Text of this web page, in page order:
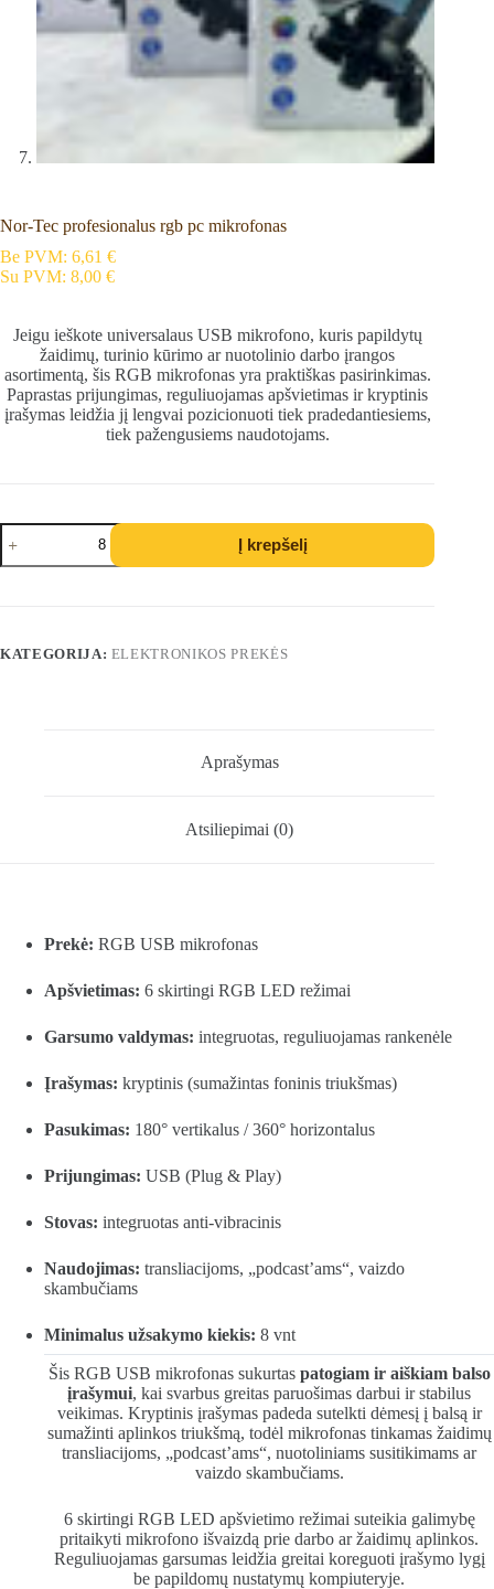
Nor-Tec profesionalus rgb pc mikrofonas
Be PVM: 6,61 €
Su PVM: 8,00 €
Jeigu ieškote universalaus USB mikrofono, kuris papildytų
žaidimų, turinio kūrimo ar nuotolinio darbo įrangos
asortimentą, šis RGB mikrofonas yra praktiškas pasirinkimas.
Paprastas prijungimas, reguliuojamas apšvietimas ir kryptinis
įrašymas leidžia jį lengvai pozicionuoti tiek pradedantiesiems,
tiek pažengusiems naudotojams.
produkto
kiekis:
Nor-
mikrofonas
Į krepšelį
KATEGORIJA: ELEKTRONIKOS PREKĖS
Aprašymas
Atsiliepimai (0)
Prekė: RGB USB mikrofonas
Apšvietimas: 6 skirtingi RGB LED režimai
Garsumo valdymas: integruotas, reguliuojamas rankenėle
Įrašymas: kryptinis (sumažintas foninis triukšmas)
Pasukimas: 180° vertikalus / 360° horizontalus
Prijungimas: USB (Plug & Play)
Stovas: integruotas anti-vibracinis
Naudojimas: transliacijoms, „podcast’ams“, vaizdo
skambučiams
Minimalus užsakymo kiekis: 8 vnt
Šis RGB USB mikrofonas sukurtas patogiam ir aiškiam balso
įrašymui, kai svarbus greitas paruošimas darbui ir stabilus
veikimas. Kryptinis įrašymas padeda sutelkti dėmesį į balsą ir
sumažinti aplinkos triukšmą, todėl mikrofonas tinkamas žaidimų
transliacijoms, „podcast’ams“, nuotoliniams susitikimams ar
vaizdo skambučiams.
6 skirtingi RGB LED apšvietimo režimai suteikia galimybę
pritaikyti mikrofono išvaizdą prie darbo ar žaidimų aplinkos.
Reguliuojamas garsumas leidžia greitai koreguoti įrašymo lygį
be papildomų nustatymų kompiuteryje.